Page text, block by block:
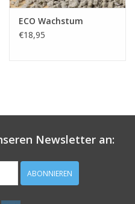
ECO Wachstum
€18,95
Newsletter an:
ABONNIEREN